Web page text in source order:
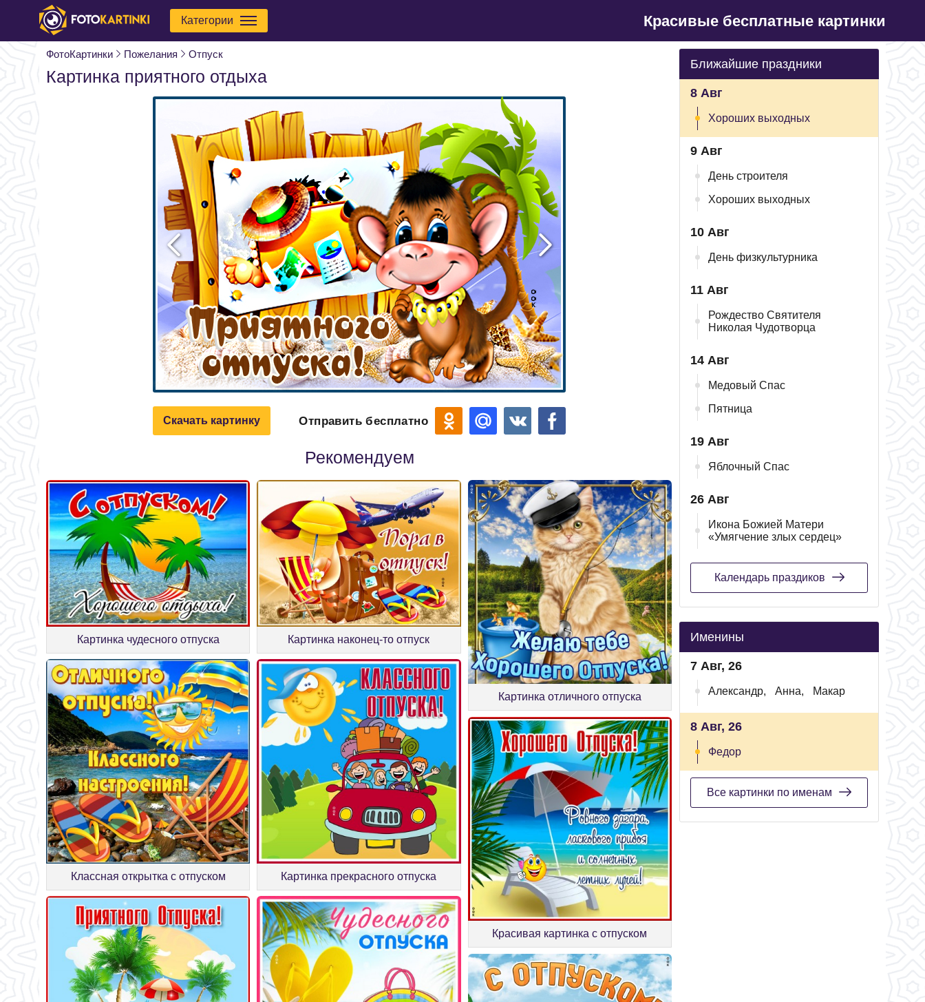
Категории Красивые бесплатные картинки
ФотоКартинки Пожелания Отпуск
Картинка приятного отдыха
Скачать картинку Отправить бесплатно
Рекомендуем
Картинка чудесного отпуска Картинка наконец-то отпуск
Картинка отличного отпуска
Классная открытка с отпуском Картинка прекрасного отпуска
Красивая картинка с отпуском
Ближайшие праздники
8 Авг
Хороших выходных
9 Авг
День строителя
Хороших выходных
10 Авг
День физкультурника
11 Авг
Рождество Святителя
Николая Чудотворца
14 Авг
Медовый Спас
Пятница
19 Авг
Яблочный Спас
26 Авг
Икона Божией Матери
«Умягчение злых сердец»
Календарь праздиков
Именины
7 Авг, 26
Александр, Анна, Макар
8 Авг, 26
Федор
Все картинки по именам